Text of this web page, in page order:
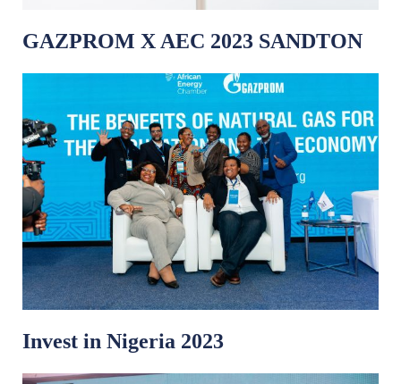
GAZPROM X AEC 2023 SANDTON
Invest in Nigeria 2023